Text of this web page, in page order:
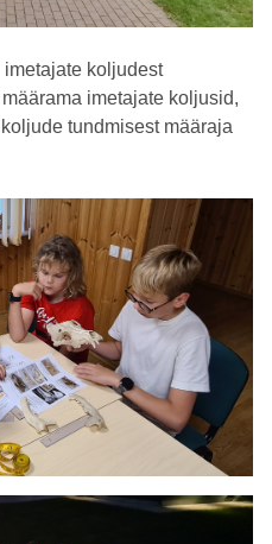
koljudest
imetajate koljusid,
tundmisest määraja